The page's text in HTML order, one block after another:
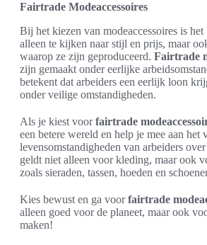
Fairtrade Modeaccessoires
Bij het kiezen van modeaccessoires is
alleen te kijken naar stijl en prijs, maar
waarop ze zijn geproduceerd. Fairtrade
zijn gemaakt onder eerlijke
betekent dat arbeiders een eerlijk loon
onder veilige omstandigheden.
Als je kiest voorfairtrade
een betere wereld en help je mee aan het
levensomstandigheden van arbeiders
geldt niet alleen voor kleding, maar ook
zoals sieraden, tassen, hoeden en
Kies bewust en ga voorfairtrade
alleen goed voor de planeet, maar ook
maken!